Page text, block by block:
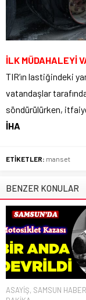
İLK MÜDAHALEYİ
TIR’ın lastiğindeki
vatandaşlar
söndürülürken,
İHA
ETİKETLER: manset
BENZER KONULAR
ASAYİŞ, SAMSUN